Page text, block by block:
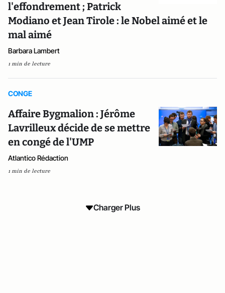
l'effondrement ; Patrick
Modiano et Jean Tirole : le Nobel aimé et le
mal aimé
Barbara Lambert
1 min de lecture
CONGE
Affaire Bygmalion : Jérôme
Lavrilleux décide de se mettre
en congé de l'UMP
Atlantico Rédaction
1 min de lecture
Charger Plus